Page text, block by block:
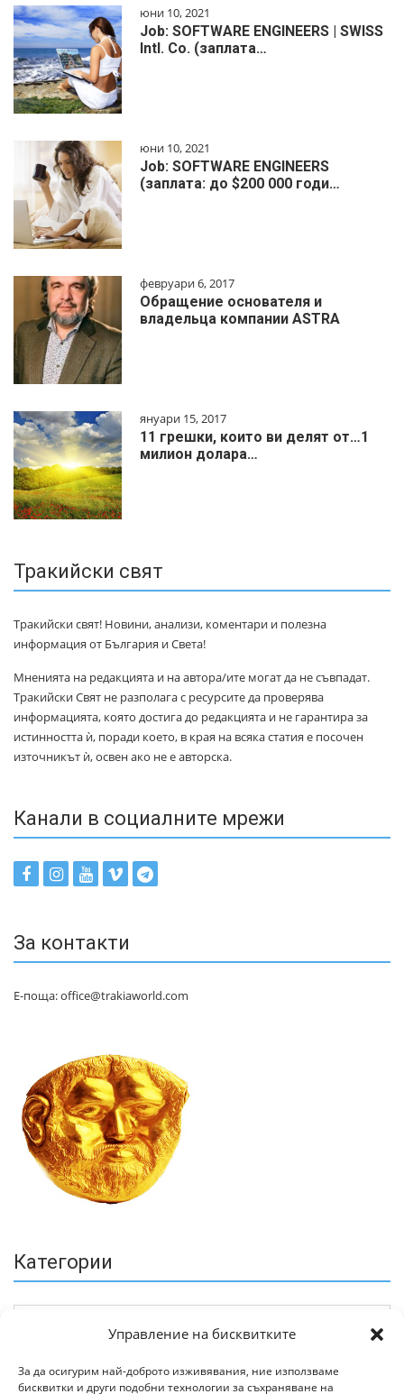
Управление на бисквитките
За да осигурим най-доброто изживявания, ние използваме
бисквитки и други подобни технологии за съхраняване на
юни 10, 2021
Job: SOFTWARE ENGINEERS | SWISS
Intl. Co. (заплата…
юни 10, 2021
Job: SOFTWARE ENGINEERS
(заплата: до $200 000 годи…
февруари 6, 2017
Обращение основателя и
владельца компании ASTRA
януари 15, 2017
11 грешки, които ви делят от…1
милиoн дoлapa…
Тракийски свят
Тракийски свят! Новини, анализи, коментари и полезна
информация от България и Света!
Мненията на редакцията и на автора/ите могат да не съвпадат.
Тракийски Свят не разполага с ресурсите да проверява
информацията, която достига до редакцията и не гарантира за
истинността ѝ, поради което, в края на всяка статия е посочен
източникът ѝ, освен ако не е авторска.
Канали в социалните мрежи
За контакти
Е-поща: office@trakiaworld.com
Категории